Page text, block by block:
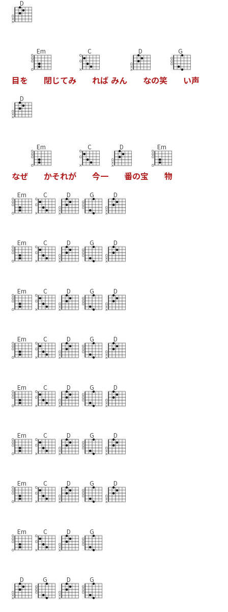
D
目を
Em
閉じてみ
C
れば みん
D
なの笑
G
い声
D
なぜ
Em
かそれが
C
今一
D
番の宝
Em
物
Em C D G D
Em C D G D
Em C D G D
Em C D G D
Em C D G D
Em C D G D
Em C D G D
Em C D G
D G D G